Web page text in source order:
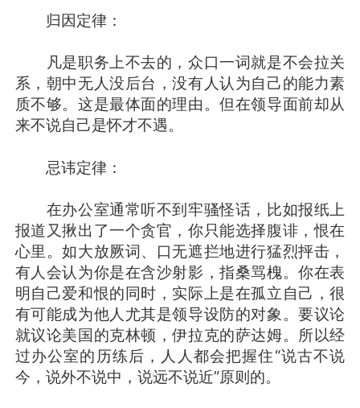
归因定律：
凡是职务上不去的，众口一词就是不会拉关
系，朝中无人没后台，没有人认为自己的能力素
质不够。这是最体面的理由。但在领导面前却从
来不说自己是怀才不遇。
忌讳定律：
在办公室通常听不到牢骚怪话，比如报纸上
报道又揪出了一个贪官，你只能选择腹诽，恨在
心里。如大放厥词、口无遮拦地进行猛烈抨击，
有人会认为你是在含沙射影，指桑骂槐。你在表
明自己爱和恨的同时，实际上是在孤立自己，很
有可能成为他人尤其是领导设防的对象。要议论
就议论美国的克林顿，伊拉克的萨达姆。所以经
过办公室的历练后，人人都会把握住“说古不说
今，说外不说中，说远不说近”原则的。